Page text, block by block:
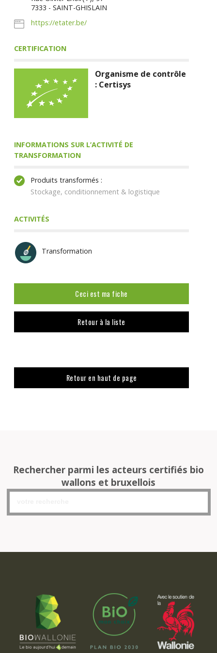
7333 - SAINT-GHISLAIN
https://etater.be/
CERTIFICATION
Organisme de contrôle
: Certisys
INFORMATIONS SUR L’ACTIVITÉ DE
TRANSFORMATION
Produits transformés :
Stockage, conditionnement & logistique
ACTIVITÉS
Transformation
Ceci est ma fiche
Retour à la liste
Retour en haut de page
Rechercher parmi les acteurs certifiés bio
wallons et bruxellois